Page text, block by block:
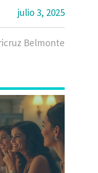
julio 3, 2025
Belmonte